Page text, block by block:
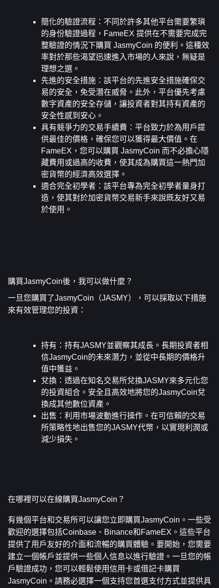
簡化的驗證流程 ：不同於許多其他平台需要繁瑣
的身份驗證過程，FameEX 提供在不需要完成完
整驗證的情況下購買 JasmyCoin 的便利。這種效
率對於那些渴望迅速進入市場的人來說，無疑是
理想之選。
先進的安全措施 ：該平台的先進安全措施確保交
易的安全，免受潛在威脅。此外，平台優先考慮
數字資產的安全存儲，讓投資者對其持有資產的
安全性感到安心。
具有競爭力的交易手續費 ：平台致力於為用戶提
供最佳的價格，確保您可以獲得最大價值。在
FameEX，您可以購買 JasmyCoin 而不必擔心隱
藏費用或過高的收費，使其成為購買這一熱門加
密貨幣的經濟高效選擇。
適合完全初學者 ：該平台專為完全初學者量身打
造，使其對於加密貨幣交易新手來說既友好又易
於使用。
購買JasmyCoin後，我可以做什麼？
一旦您購買了JasmyCoin（JASMY），可以採取以下措施
來有效管理您的投資：
持有 ：持有JASMY並觀察其成長。長期投資者相
信JasmyCoin的未來潛力，並從中長期的價格升
值中獲益。
兌換 ：透過在知名交易所兌換JASMY來多元化您
的投資組合。安全且高效地將您的JasmyCoin兌
換成其他數位資產。
出售 ：利用市場波動進行操作。在可信賴的交易
所策略性地出售您的JASMY代幣，以實現利潤或
減少損失。
在哪裡可以在線購買JasmyCoin？
有幾個平台和交易所可以讓您立即購買JasmyCoin。一些受
歡迎的選擇包括Coinbase、Binance和FameEX。這些平台
提供了用戶友好的介面和流暢的購買體驗。要開始，您需要
建立一個帳戶並提供一些個人信息以進行驗證。一旦您的帳
戶驗證成功，您可以輕鬆使用信用卡或借記卡購買
JasmyCoin。請務必選擇一個支持您首選支付方式並提供具